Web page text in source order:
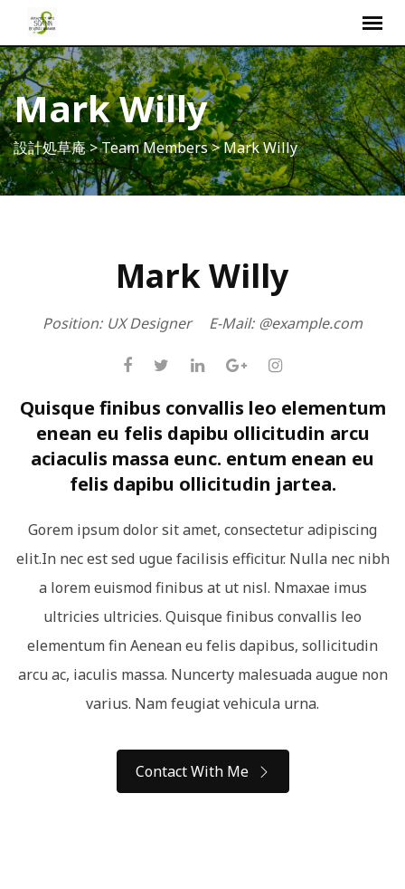
i
p
t
o
c
o
n
Mark Willy
設計処草庵>Team Members>Mark Willy
Mark Willy
Position: UX Designer E-Mail: @example.com
Quisque finibus convallis leo elementum
enean eu felis dapibu ollicitudin arcu
aciaculis massa eunc. entum enean eu
felis dapibu ollicitudin jartea.
Gorem ipsum dolor sit amet, consectetur adipiscing
elit.In nec est sed ugue facilisis efficitur. Nulla nec nibh
a lorem euismod finibus at ut nisl. Nmaxae imus
ultricies ultricies. Quisque finibus convallis leo
elementum fin Aenean eu felis dapibus, sollicitudin
arcu ac, iaculis massa. Nuncerty malesuada augue non
varius. Nam feugiat vehicula urna.
Contact With Me